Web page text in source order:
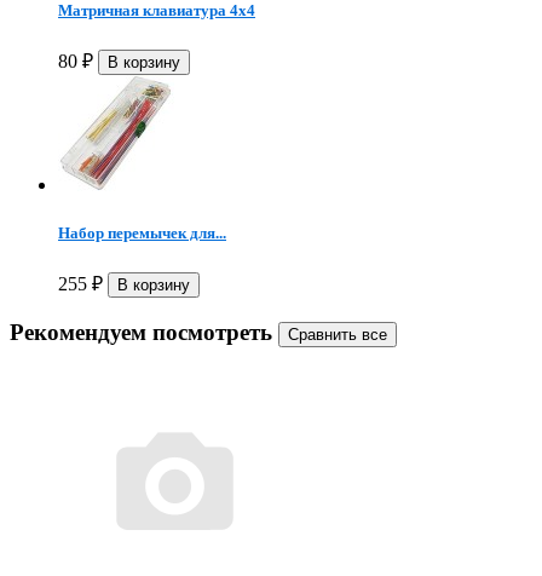
Матричная клавиатура 4х4
80 ₽
Набор перемычек для...
255 ₽
Рекомендуем посмотреть